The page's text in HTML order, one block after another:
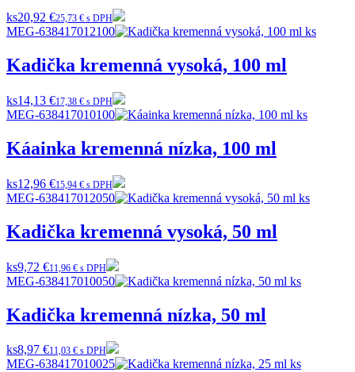
ks20,92 €25,73 € s DPH
MEG-638417012100
Kadička kremenná vysoká, 100 ml
ks14,13 €17,38 € s DPH
MEG-638417010100
Káainka kremenná nízka, 100 ml
ks12,96 €15,94 € s DPH
MEG-638417012050
Kadička kremenná vysoká, 50 ml
ks9,72 €11,96 € s DPH
MEG-638417010050
Kadička kremenná nízka, 50 ml
ks8,97 €11,03 € s DPH
MEG-638417010025